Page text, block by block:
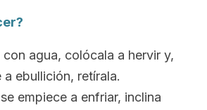
con agua, colócala a hervir y,
ebullición, retírala.
empiece a enfriar, inclina